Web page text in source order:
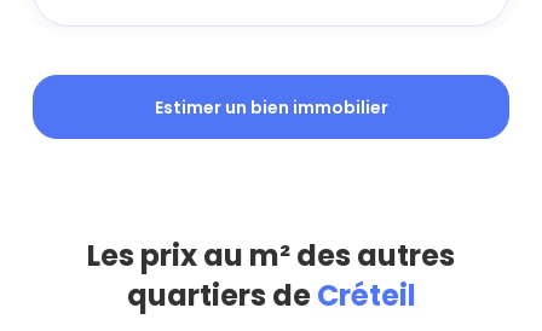
Estimer un bien immobilier
Les prix au m² des autres
quartiers deCréteil